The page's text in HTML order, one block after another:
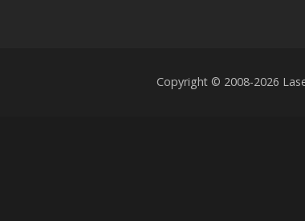
Copyright © 2008-2026